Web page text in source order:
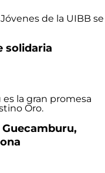
solidaria